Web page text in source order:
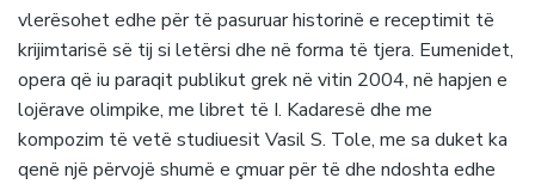
vlerësohet edhe për të pasuruar historinë e receptimit të
krijimtarisë së tij si letërsi dhe në forma të tjera. Eumenidet,
opera që iu paraqit publikut grek në vitin 2004, në hapjen e
lojërave olimpike, me libret të I. Kadaresë dhe me
kompozim të vetë studiuesit Vasil S. Tole, me sa duket ka
qenë një përvojë shumë e çmuar për të dhe ndoshta edhe